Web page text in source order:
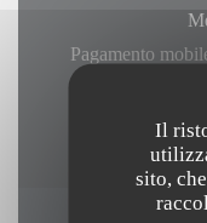
Il
sito,
Pagamento